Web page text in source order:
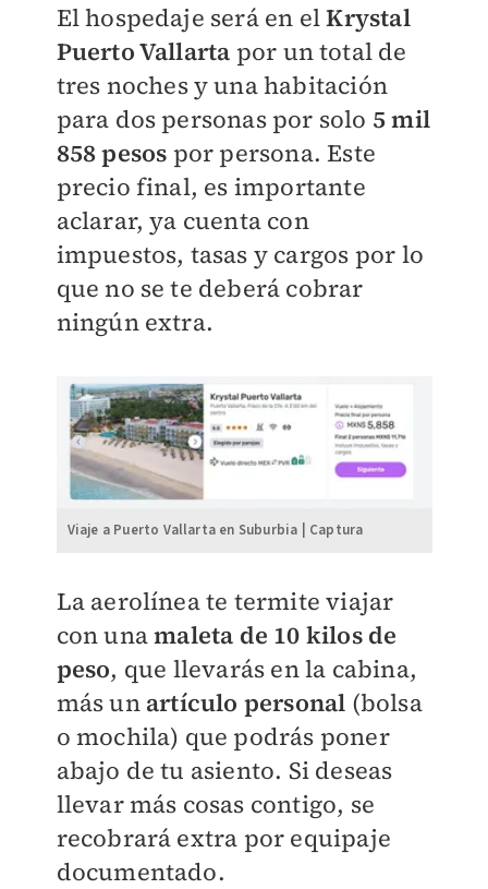
El hospedaje será en elKrystal
Puerto Vallarta por un total de
tres noches y una habitación
para dos personas por solo 5 mil
858 pesos por persona. Este
precio final, es importante
aclarar, ya cuenta con
impuestos, tasas y cargos por lo
que no se te deberá cobrar
ningún extra.
Viaje a Puerto Vallarta en Suburbia | Captura
La aerolínea te termite viajar
con unamaleta de 10 kilos de
peso, que llevarás en la cabina,
más un artículo personal (bolsa
o mochila) que podrás poner
abajo de tu asiento. Si deseas
llevar más cosas contigo, se
recobrará extra por equipaje
documentado.